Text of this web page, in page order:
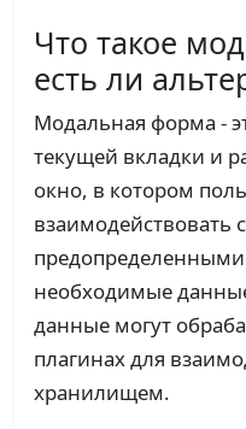
Что такое
есть ли
Модальная форма -
текущей вкладки и
окно, в котором
взаимодействовать
необходимые
данные могут
плагинах для
хранилищем.